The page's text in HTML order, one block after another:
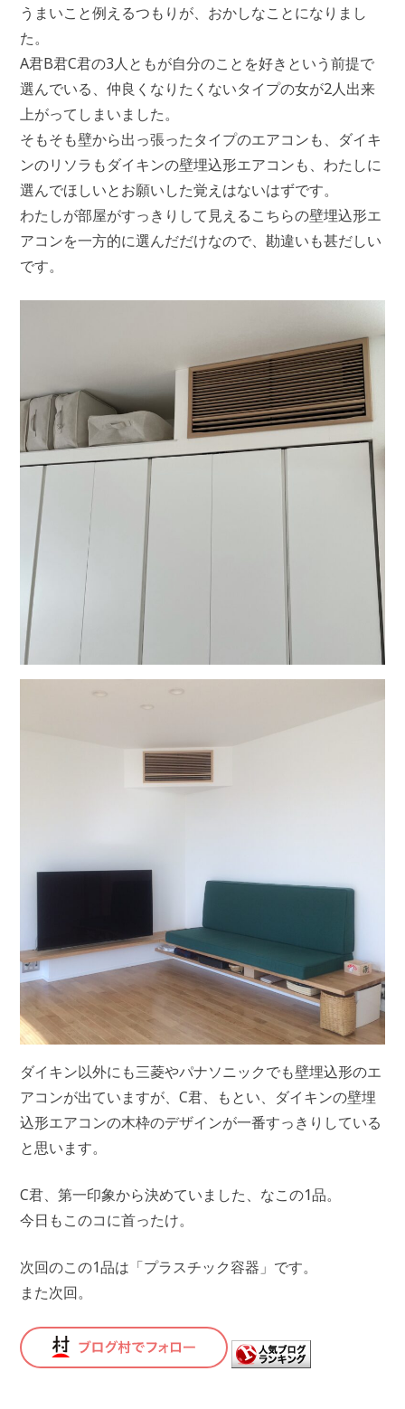
うまいこと例えるつもりが、おかしなことになりまし
た。
A君B君C君の3人ともが自分のことを好きという前提で
選んでいる、仲良くなりたくないタイプの女が2人出来
上がってしまいました。
そもそも壁から出っ張ったタイプのエアコンも、ダイキ
ンのリソラもダイキンの壁埋込形エアコンも、わたしに
選んでほしいとお願いした覚えはないはずです。
わたしが部屋がすっきりして見えるこちらの壁埋込形エ
アコンを一方的に選んだだけなので、勘違いも甚だしい
です。
ダイキン以外にも三菱やパナソニックでも壁埋込形のエ
アコンが出ていますが、C君、もとい、ダイキンの壁埋
込形エアコンの木枠のデザインが一番すっきりしている
と思います。
C君、第一印象から決めていました、なこの1品。
今日もこのコに首ったけ。
次回のこの1品は「プラスチック容器」です。
また次回。